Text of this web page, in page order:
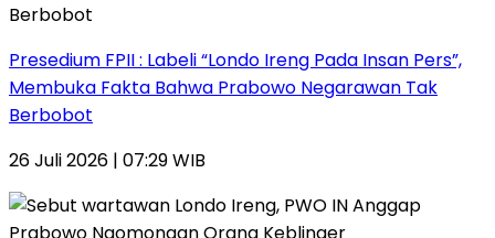
Presedium FPII : Labeli “Londo Ireng Pada Insan Pers”,
Membuka Fakta Bahwa Prabowo Negarawan Tak
Berbobot
26 Juli 2026 | 07:29 WIB